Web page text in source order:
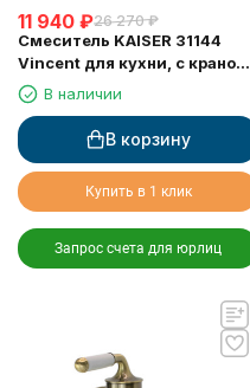
11 940 ₽26 270 ₽
Смеситель KAISER 31144
Vincent для кухни, с краном
для питьевой воды, хром
В наличии
В корзину
Купить в 1 клик
Запрос счета для юрлиц